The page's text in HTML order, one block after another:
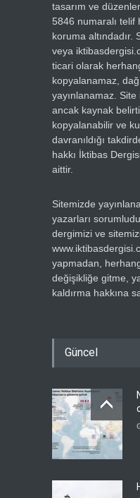
tasarım ve
5846 numaralı telif
koruma altındadır.
veya
ticari olarak
kopyalanamaz,
yayınlanamaz.
ancak kaynak
kopyalanabilir ve
davranıldığı
hakkı İktibas
aittir.
Sitemizde
yazarları
dergimizi ve
yapmadan,
değişikliğe gitme,
kaldırma hakkına
Güncel